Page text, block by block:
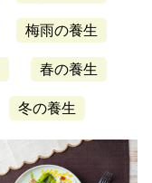
梅雨の養生
春の養生
冬の養生